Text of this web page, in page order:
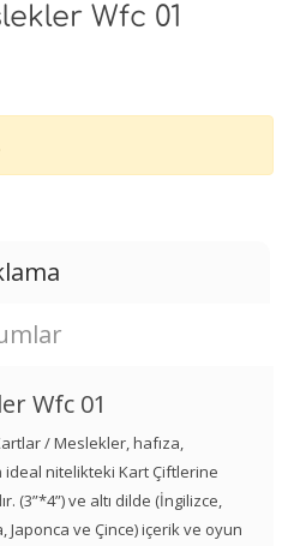
Wfc 01
Wfc 01
/ Meslekler, hafıza,
ideal nitelikteki Kart Çiftlerine
(3”*4”) ve altı dilde (İngilizce,
Japonca ve Çince) içerik ve oyun